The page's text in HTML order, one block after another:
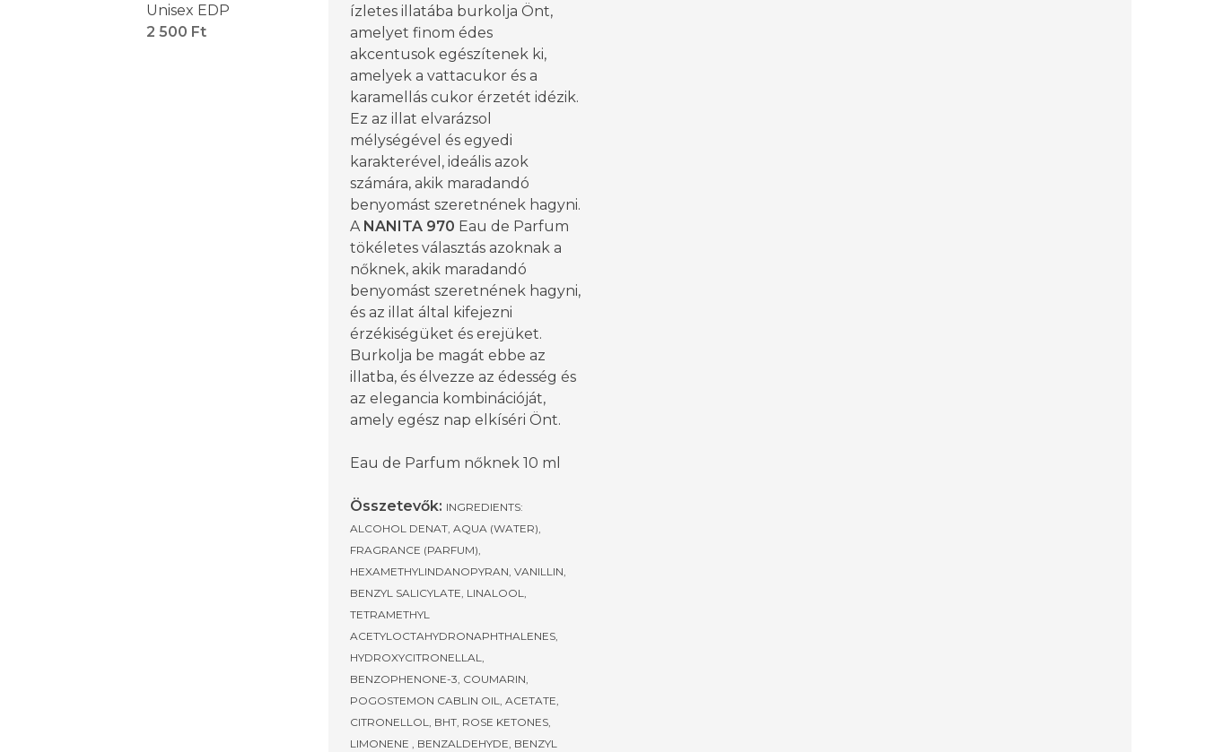
Unisex EDP
2 500 Ft
ízletes illatába burkolja Önt,
amelyet finom édes
akcentusok egészítenek ki,
amelyek a vattacukor és a
karamellás cukor érzetét idézik.
Ez az illat elvarázsol
mélységével és egyedi
karakterével, ideális azok
számára, akik maradandó
benyomást szeretnének hagyni.
A NANITA 970 Eau de Parfum
tökéletes választás azoknak a
nőknek, akik maradandó
benyomást szeretnének hagyni,
és az illat által kifejezni
érzékiségüket és erejüket.
Burkolja be magát ebbe az
illatba, és élvezze az édesség és
az elegancia kombinációját,
amely egész nap elkíséri Önt.
Eau de Parfum nőknek 10 ml
Összetevők: INGREDIENTS:
ALCOHOL DENAT, AQUA (WATER),
FRAGRANCE (PARFUM),
HEXAMETHYLINDANOPYRAN, VANILLIN,
BENZYL SALICYLATE, LINALOOL,
TETRAMETHYL
ACETYLOCTAHYDRONAPHTHALENES,
HYDROXYCITRONELLAL,
BENZOPHENONE-3, COUMARIN,
POGOSTEMON CABLIN OIL, ACETATE,
CITRONELLOL, BHT, ROSE KETONES,
LIMONENE , BENZALDEHYDE, BENZYL